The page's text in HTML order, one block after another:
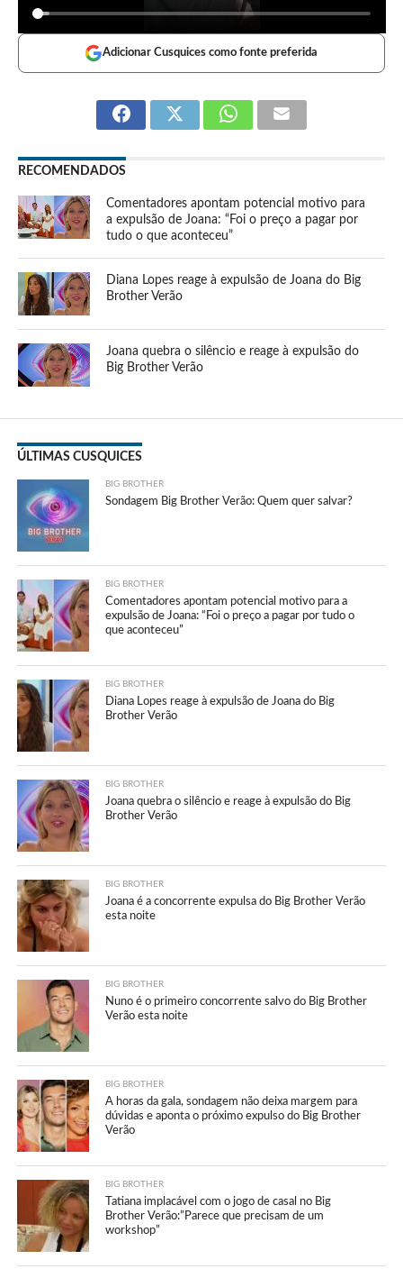
Adicionar Cusquices como fonte preferida
RECOMENDADOS
Comentadores apontam potencial motivo para
a expulsão de Joana: “Foi o preço a pagar por
tudo o que aconteceu”
Diana Lopes reage à expulsão de Joana do Big
Brother Verão
Joana quebra o silêncio e reage à expulsão do
Big Brother Verão
ÚLTIMAS CUSQUICES
BIG BROTHER
Sondagem Big Brother Verão: Quem quer salvar?
BIG BROTHER
Comentadores apontam potencial motivo para a
expulsão de Joana: “Foi o preço a pagar por tudo o
que aconteceu”
BIG BROTHER
Diana Lopes reage à expulsão de Joana do Big
Brother Verão
BIG BROTHER
Joana quebra o silêncio e reage à expulsão do Big
Brother Verão
BIG BROTHER
Joana é a concorrente expulsa do Big Brother Verão
esta noite
BIG BROTHER
Nuno é o primeiro concorrente salvo do Big Brother
Verão esta noite
BIG BROTHER
A horas da gala, sondagem não deixa margem para
dúvidas e aponta o próximo expulso do Big Brother
Verão
BIG BROTHER
Tatiana implacável com o jogo de casal no Big
Brother Verão:”Parece que precisam de um
workshop”